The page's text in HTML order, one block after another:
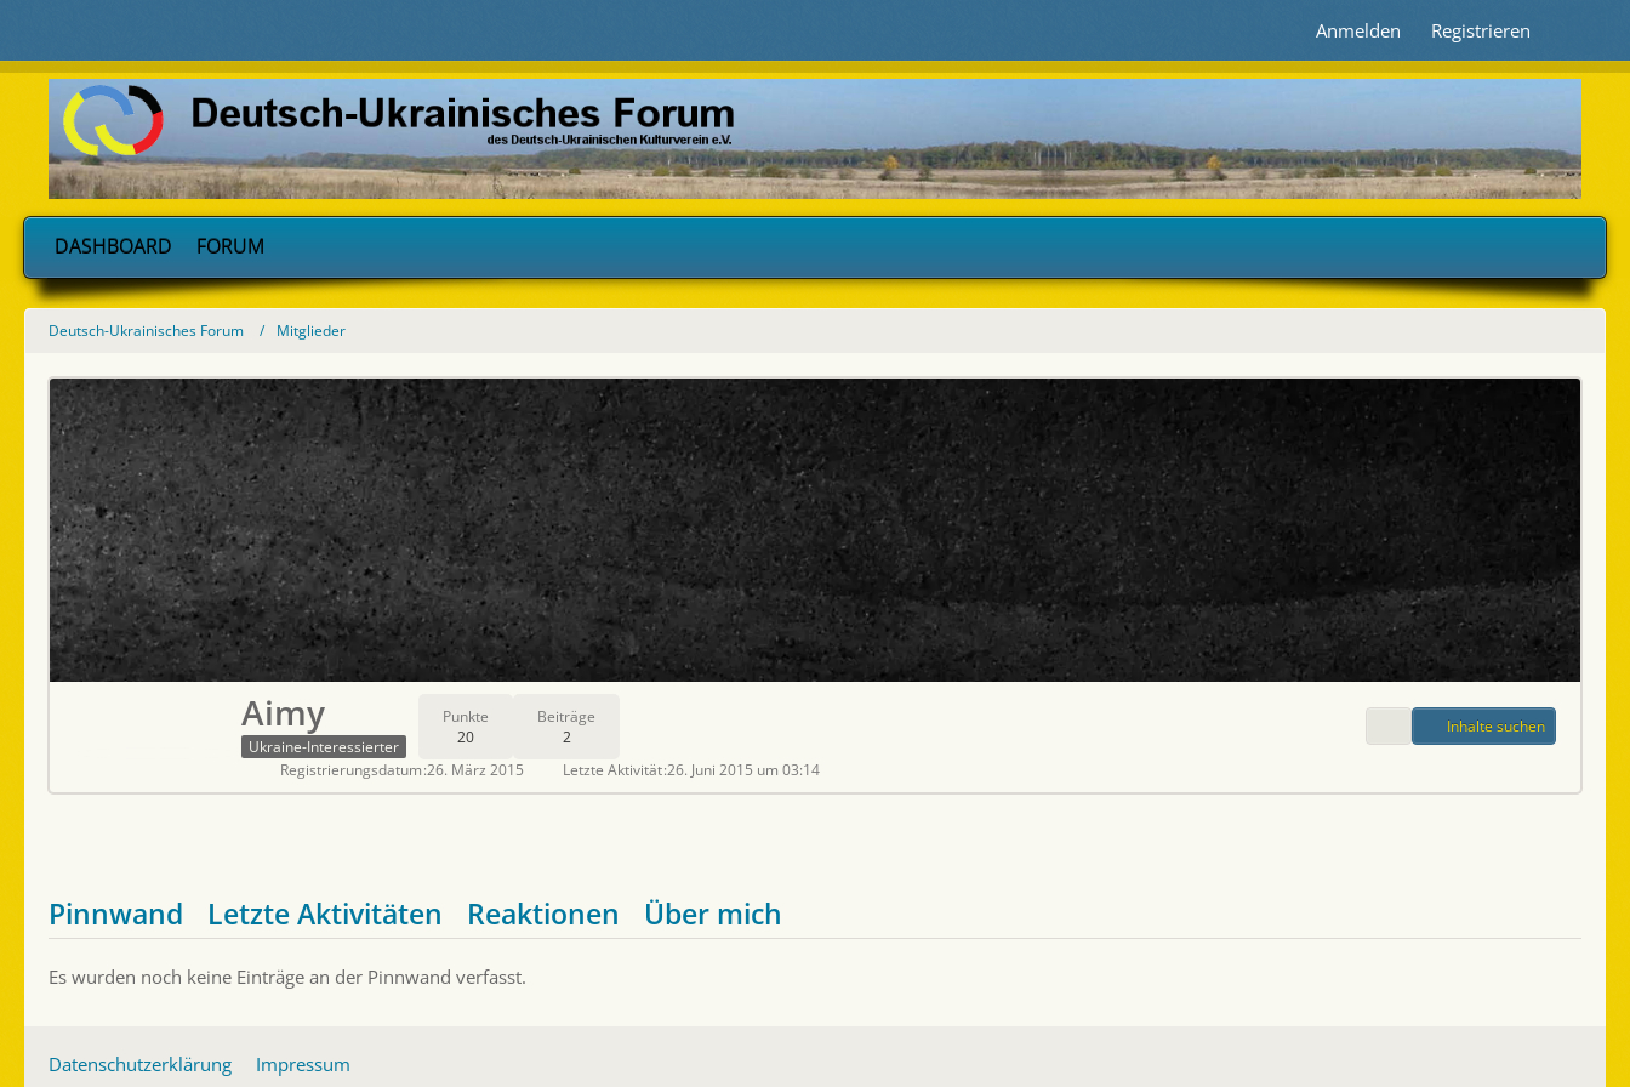
Anmelden Registrieren
DASHBOARD FORUM
Deutsch-Ukrainisches Forum Mitglieder
Aimy
Ukraine-Interessierter
Punkte
20
Beiträge
2
Inhalte suchen
Registrierungsdatum 26. März 2015 Letzte Aktivität 26. Juni 2015 um 03:14
Pinnwand Letzte Aktivitäten Reaktionen Über mich
Es wurden noch keine Einträge an der Pinnwand verfasst.
Datenschutzerklärung Impressum